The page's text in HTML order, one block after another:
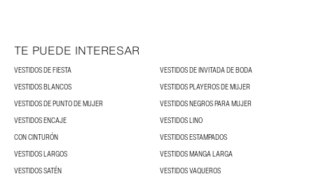
TE PUEDE INTERESAR
VESTIDOS DE FIESTA
VESTIDOS DE INVITADA DE BODA
VESTIDOS BLANCOS
VESTIDOS PLAYEROS DE MUJER
VESTIDOS DE PUNTO DE MUJER
VESTIDOS NEGROS PARA MUJER
VESTIDOS ENCAJE
VESTIDOS LINO
CON CINTURÓN
VESTIDOS ESTAMPADOS
VESTIDOS LARGOS
VESTIDOS MANGA LARGA
VESTIDOS SATÉN
VESTIDOS VAQUEROS